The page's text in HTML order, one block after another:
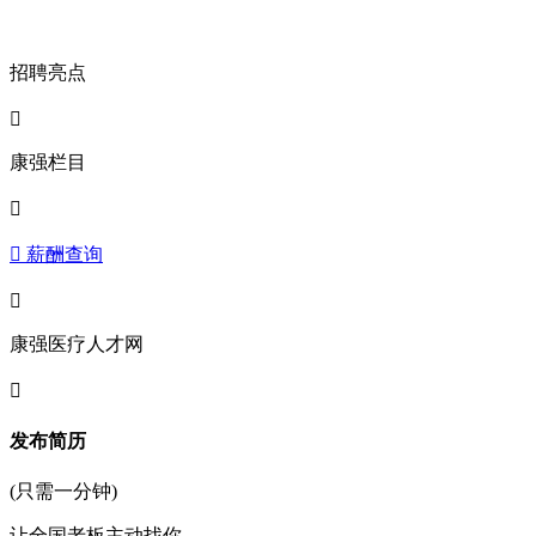
招聘亮点

康强栏目

 薪酬查询

康强医疗人才网

发布简历
(只需一分钟)